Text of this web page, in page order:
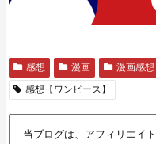
感想 漫画 漫画感想
感想【ワンピース】
当ブログは、アフィリエイ